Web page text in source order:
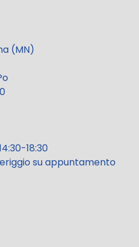
(MN)
18:30
su appuntamento